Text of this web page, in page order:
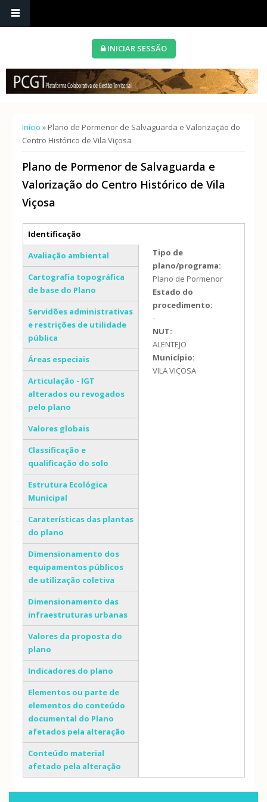
INICIAR SESSÃO
Está aqui
Início » Plano de Pormenor de Salvaguarda e Valorização do
Centro Histórico de Vila Viçosa
Plano de Pormenor de Salvaguarda e
Valorização do Centro Histórico de Vila
Viçosa
Separadores verticais
Identificação
(separador ativo)
Avaliação ambiental
Cartografia topográfica
de base do Plano
Servidões administrativas
e restrições de utilidade
pública
Áreas especiais
Articulação - IGT
alterados ou revogados
pelo plano
Valores globais
Classificação e
qualificação do solo
Estrutura Ecológica
Municipal
Caraterísticas das plantas
do plano
Dimensionamento dos
equipamentos públicos
de utilização coletiva
Dimensionamento das
infraestruturas urbanas
Valores da proposta do
plano
Indicadores do plano
Elementos ou parte de
elementos do conteúdo
documental do Plano
afetados pela alteração
Conteúdo material
afetado pela alteração
Tipo de
plano/programa:
Plano de Pormenor
Estado do
procedimento:
-
NUT:
ALENTEJO
Município:
VILA VIÇOSA